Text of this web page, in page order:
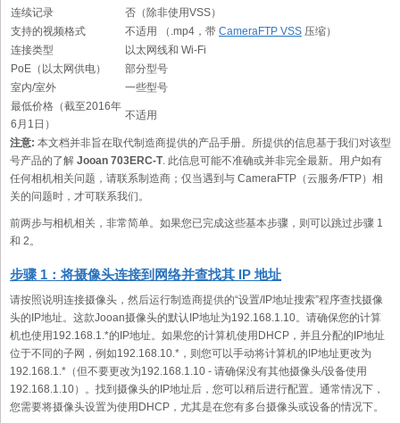
连续记录
否（除非使用VSS）
支持的视频格式
不适用 （.mp4，带 CameraFTP VSS 压缩）
连接类型
以太网线和 Wi-Fi
PoE（以太网供电）
部分型号
室内/室外
一些型号
最低价格（截至2016年
6月1日）
不适用
注意: 本文档并非旨在取代制造商提供的产品手册。所提供的信息基于我们对该型
号产品的了解 Jooan 703ERC-T. 此信息可能不准确或并非完全最新。用户如有
任何相机相关问题，请联系制造商；仅当遇到与 CameraFTP（云服务/FTP）相
关的问题时，才可联系我们。
前两步与相机相关，非常简单。如果您已完成这些基本步骤，则可以跳过步骤 1
和 2。
步骤 1：将摄像头连接到网络并查找其 IP 地址
请按照说明连接摄像头，然后运行制造商提供的“设置/IP地址搜索”程序查找摄像
头的IP地址。这款Jooan摄像头的默认IP地址为192.168.1.10。请确保您的计算
机也使用192.168.1.*的IP地址。如果您的计算机使用DHCP，并且分配的IP地址
位于不同的子网，例如192.168.10.*，则您可以手动将计算机的IP地址更改为
192.168.1.*（但不要更改为192.168.1.10 - 请确保没有其他摄像头/设备使用
192.168.1.10）。找到摄像头的IP地址后，您可以稍后进行配置。通常情况下，
您需要将摄像头设置为使用DHCP，尤其是在您有多台摄像头或设备的情况下。